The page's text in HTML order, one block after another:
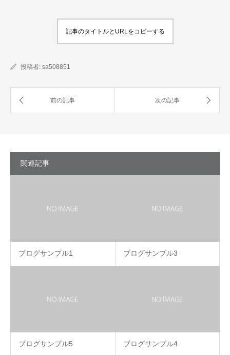
記事のタイトルとURLをコピーする
投稿者: sa508851
関連記事
ブログサンプル1 ブログサンプル3
ブログサンプル5 ブログサンプル4